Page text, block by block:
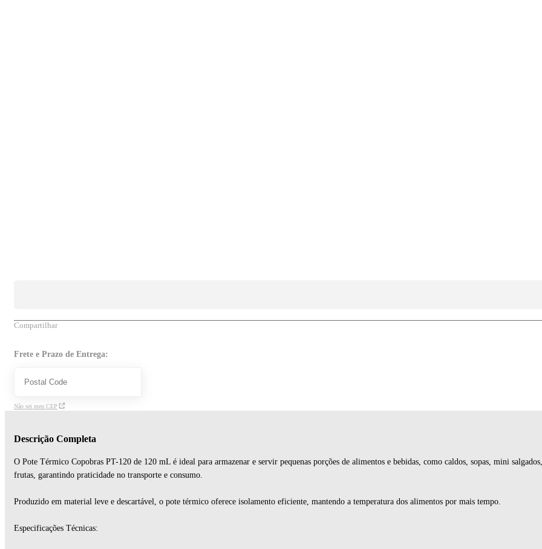
Compartilhar
Frete e Prazo de Entrega:
Não sei meu CEP
Descrição Completa
O Pote Térmico Copobras PT-120 de 120 mL é ideal para armazenar e servir pequenas porções de alimentos e bebidas, como caldos, sopas, mini
frutas, garantindo praticidade no transporte e consumo.
Produzido em material leve e descartável, o pote térmico oferece isolamento eficiente, mantendo a temperatura dos alimentos por mais tempo.
Especificações Técnicas: